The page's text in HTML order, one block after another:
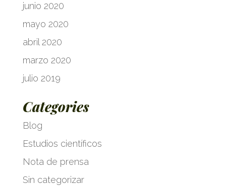
junio 2020
mayo 2020
abril 2020
marzo 2020
julio 2019
Categories
Blog
Estudios científicos
Nota de prensa
Sin categorizar